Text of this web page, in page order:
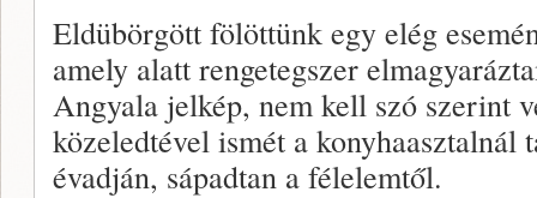
Eldübörgött fölöttünk egy elég
amely alatt rengetegszer
Angyala jelkép, nem kell szó szerint
közeledtével ismét a
évadján, sápadtan a félelemtől.